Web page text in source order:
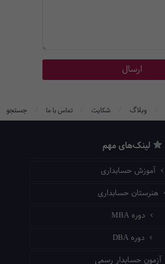
وبلاگ شکایت تماس با ما جستجو
لینک‌های مهم
آموزش حسابداری
هنرستان حسابداری
دوره MBA
دوره DBA
آزمون حسابدار رسمی